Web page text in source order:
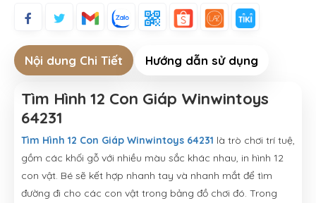
Nội dung Chi Tiết Hướng dẫn sử dụng
Tìm Hình 12 Con Giáp Winwintoys
64231
Tìm Hình 12 Con Giáp Winwintoys 64231 là trò chơi trí tuệ,
gồm các khối gỗ với nhiều màu sắc khác nhau, in hình 12
con vật. Bé sẽ kết hợp nhanh tay và nhanh mắt để tìm
đường đi cho các con vật trong bảng đồ chơi đó. Trong